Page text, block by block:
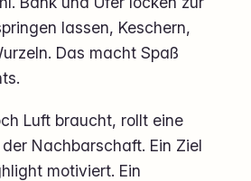
lassen, Keschern,
Das macht Spaß
Luft braucht, rollt eine
Nachbarschaft. Ein Ziel
motiviert. Ein